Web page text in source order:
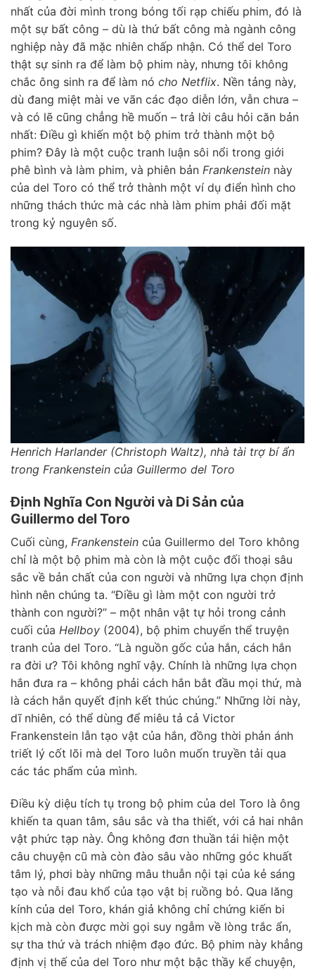
nhất của đời mình trong bóng tối rạp chiếu phim, đó là
một sự bất công – dù là thứ bất công mà ngành công
nghiệp này đã mặc nhiên chấp nhận. Có thể del Toro
thật sự sinh ra để làm bộ phim này, nhưng tôi không
chắc ông sinh ra để làm nó cho Netflix. Nền tảng này,
dù đang miệt mài ve vãn các đạo diễn lớn, vẫn chưa –
và có lẽ cũng chẳng hề muốn – trả lời câu hỏi căn bản
nhất: Điều gì khiến một bộ phim trở thành một bộ
phim? Đây là một cuộc tranh luận sôi nổi trong giới
phê bình và làm phim, và phiên bản Frankenstein này
của del Toro có thể trở thành một ví dụ điển hình cho
những thách thức mà các nhà làm phim phải đối mặt
trong kỷ nguyên số.
Henrich Harlander (Christoph Waltz), nhà tài trợ bí ẩn
trong Frankenstein của Guillermo del Toro
Định Nghĩa Con Người và Di Sản của
Guillermo del Toro
Cuối cùng, Frankenstein của Guillermo del Toro không
chỉ là một bộ phim mà còn là một cuộc đối thoại sâu
sắc về bản chất của con người và những lựa chọn định
hình nên chúng ta. “Điều gì làm một con người trở
thành con người?” – một nhân vật tự hỏi trong cảnh
cuối của Hellboy (2004), bộ phim chuyển thể truyện
tranh của del Toro. “Là nguồn gốc của hắn, cách hắn
ra đời ư? Tôi không nghĩ vậy. Chính là những lựa chọn
hắn đưa ra – không phải cách hắn bắt đầu mọi thứ, mà
là cách hắn quyết định kết thúc chúng.” Những lời này,
dĩ nhiên, có thể dùng để miêu tả cả Victor
Frankenstein lẫn tạo vật của hắn, đồng thời phản ánh
triết lý cốt lõi mà del Toro luôn muốn truyền tải qua
các tác phẩm của mình.
Điều kỳ diệu tích tụ trong bộ phim của del Toro là ông
khiến ta quan tâm, sâu sắc và tha thiết, với cả hai nhân
vật phức tạp này. Ông không đơn thuần tái hiện một
câu chuyện cũ mà còn đào sâu vào những góc khuất
tâm lý, phơi bày những mâu thuẫn nội tại của kẻ sáng
tạo và nỗi đau khổ của tạo vật bị ruồng bỏ. Qua lăng
kính của del Toro, khán giả không chỉ chứng kiến bi
kịch mà còn được mời gọi suy ngẫm về lòng trắc ẩn,
sự tha thứ và trách nhiệm đạo đức. Bộ phim này khẳng
định vị thế của del Toro như một bậc thầy kể chuyện,